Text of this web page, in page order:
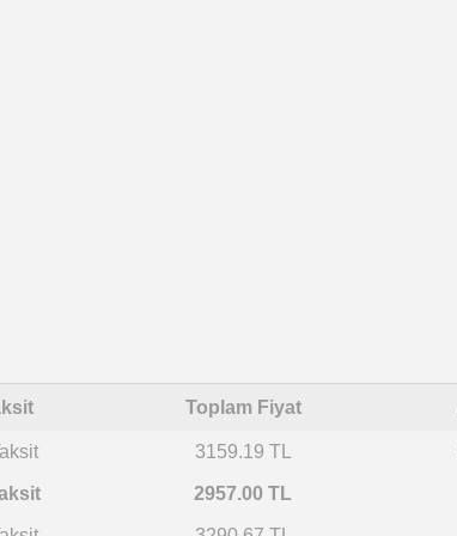
Toplam Fiyat
3159.19 TL
2957.00 TL